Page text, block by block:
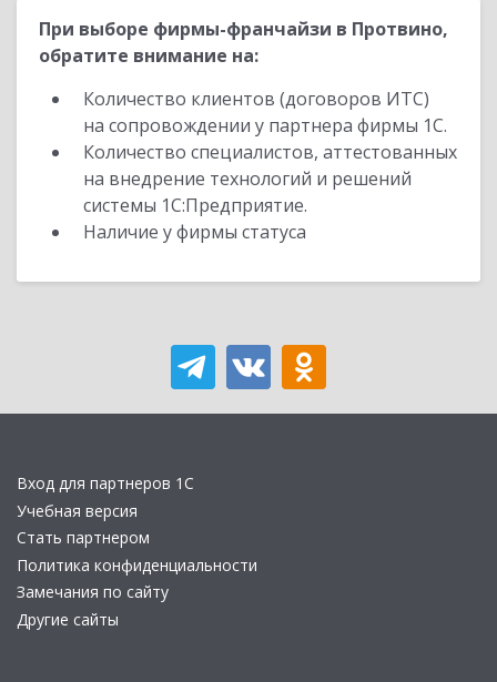
При выборе фирмы-франчайзи в Протвино,
обратите внимание на:
Количество клиентов (договоров ИТС)
на сопровождении у партнера фирмы 1С.
Количество специалистов, аттестованных
на внедрение технологий и решений
системы 1С:Предприятие.
Наличие у фирмы статуса
Вход для партнеров 1С
Учебная версия
Стать партнером
Политика конфиденциальности
Замечания по сайту
Другие сайты